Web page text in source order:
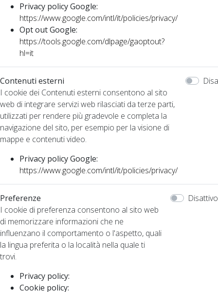
Privacy policy Google:
https://www.google.com/intl/it/policies/privacy/
Opt out Google:
https://tools.google.com/dlpage/gaoptout?
hl=it
Contenuti esterni
I cookie dei Contenuti esterni consentono al sito
web di integrare servizi web rilasciati da terze parti,
utilizzati per rendere più gradevole e completa la
navigazione del sito, per esempio per la visione di
mappe e contenuti video.
Privacy policy Google:
https://www.google.com/intl/it/policies/privacy/
Preferenze
I cookie di preferenza consentono al sito web
di memorizzare informazioni che ne
influenzano il comportamento o l'aspetto, quali
la lingua preferita o la località nella quale ti
trovi.
Privacy policy:
Cookie policy:
Disattivo